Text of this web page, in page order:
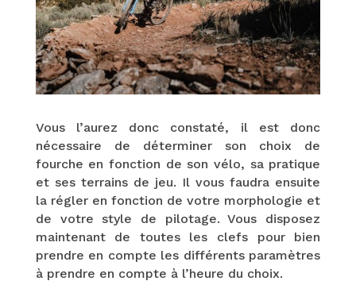
Vous l’aurez donc constaté, il est donc
nécessaire de déterminer son choix de
fourche en fonction de son vélo, sa pratique
et ses terrains de jeu. Il vous faudra ensuite
la régler en fonction de votre morphologie et
de votre style de pilotage. Vous disposez
maintenant de toutes les clefs pour bien
prendre en compte les différents paramètres
à prendre en compte à l’heure du choix.